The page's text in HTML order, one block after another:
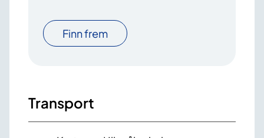
Finn frem
Transport